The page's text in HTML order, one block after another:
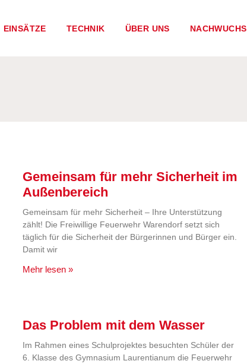
EINSÄTZE TECHNIK ÜBER UNS NACHWUCHS
Gemeinsam für mehr Sicherheit im
Außenbereich
Gemeinsam für mehr Sicherheit – Ihre Unterstützung
zählt! Die Freiwillige Feuerwehr Warendorf setzt sich
täglich für die Sicherheit der Bürgerinnen und Bürger ein.
Damit wir
Mehr lesen »
Das Problem mit dem Wasser
Im Rahmen eines Schulprojektes besuchten Schüler der
6. Klasse des Gymnasium Laurentianum die Feuerwehr